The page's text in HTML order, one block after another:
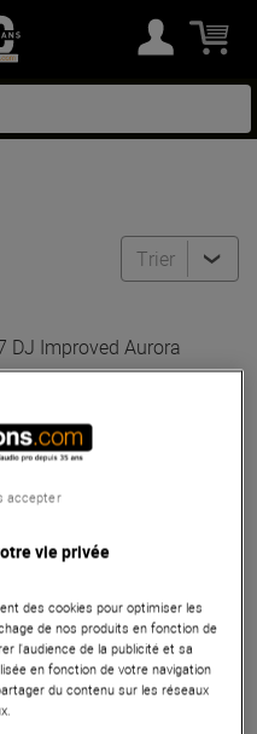
Trier
DJ Improved Aurora
DJ Improved Aurora
Pas en Stock
219 €
vie privée
des cookies pour optimiser les
de nos produits en fonction de
l'audience de la publicité et sa
en fonction de votre navigation
du contenu sur les réseaux
accepter